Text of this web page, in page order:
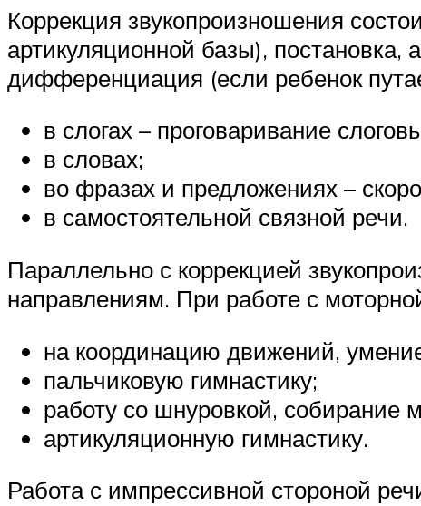
Коррекция звукопроизношения
артикуляционной базы), постановка,
дифференциация (если ребенок
в слогах – проговаривание
в словах;
во фразах и предложениях –
в самостоятельной связной речи.
Параллельно с коррекцией
направлениям. При работе с
на координацию движений,
пальчиковую гимнастику;
работу со шнуровкой, собирание
артикуляционную гимнастику.
Работа с импрессивной стороной